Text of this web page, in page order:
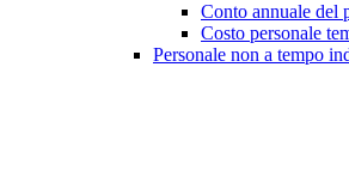
Conto annuale del
Costo personale
Personale non a tempo